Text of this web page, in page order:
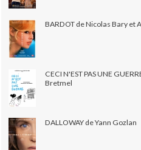
BARDOT de Nicolas Bary et
CECI N'EST PAS UNE
Bretmel
DALLOWAY de Yann Gozlan